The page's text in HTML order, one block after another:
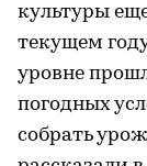
культуры
текущем
уровне
погодных
собрать